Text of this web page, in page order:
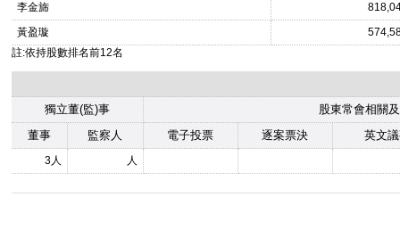
李金旆
黃盈璇
註:依持股數排名前12名
獨立董(監)事
股東常會相關
董事
監察人 電子投票 逐案票決 英文
3人 人